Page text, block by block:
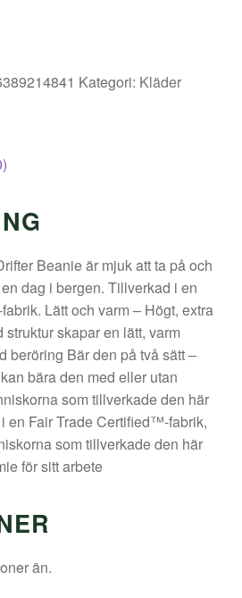
Kategori: Kläder
Beanie är mjuk att ta på och
dag i bergen. Tillverkad i en
Lätt och varm – Högt, extra
skapar en lätt, varm
beröring Bär den på två sätt –
bära den med eller utan
som tillverkade den här
en Fair Trade Certified™-fabrik,
som tillverkade den här
för sitt arbete
än.